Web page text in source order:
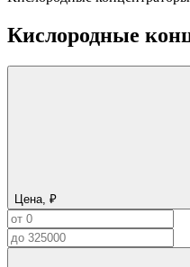
Кислородные
Цена, ₽